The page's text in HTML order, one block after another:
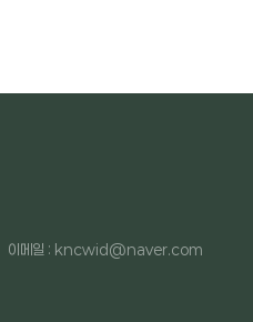
이메일 : kncwid@naver.com